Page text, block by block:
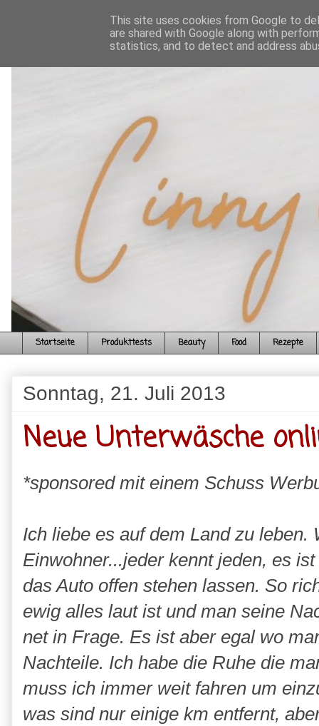
Startseite Produkttests Beauty Food Rezepte
Sonntag, 21. Juli 2013
Neue Unterwäsche
*sponsored mit einem Schuss
Ich liebe es auf dem Land zu
Einwohner...jeder kennt jeden, es
das Auto offen stehen lassen. So
ewig alles laut ist und man seine
net in Frage. Es ist aber egal wo
Nachteile. Ich habe die Ruhe die
muss ich immer weit fahren um
was sind nur einige km entfernt,
This site uses cookies from Google to
are shared with Google along with
statistics, and to detect and address